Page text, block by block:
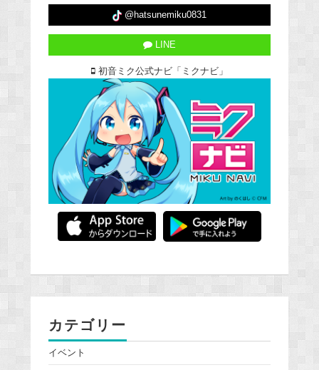
@hatsunemiku0831
LINE
初音ミク公式ナビ「ミクナビ」
カテゴリー
イベント